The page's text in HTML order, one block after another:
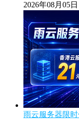
2026年08月05日
雨云服务器限